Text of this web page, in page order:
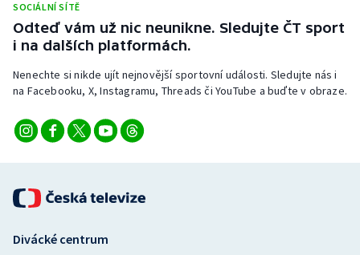
Triatlon
Veslování
Volejbal
SOCIÁLNÍ SÍTĚ
Odteď vám už nic neunikne. Sledujte ČT sport
i na dalších platformách.
Nenechte si nikde ujít nejnovější sportovní události. Sledujte nás i
na Facebooku, X, Instagramu, Threads či YouTube a buďte v obraze.
Divácké centrum